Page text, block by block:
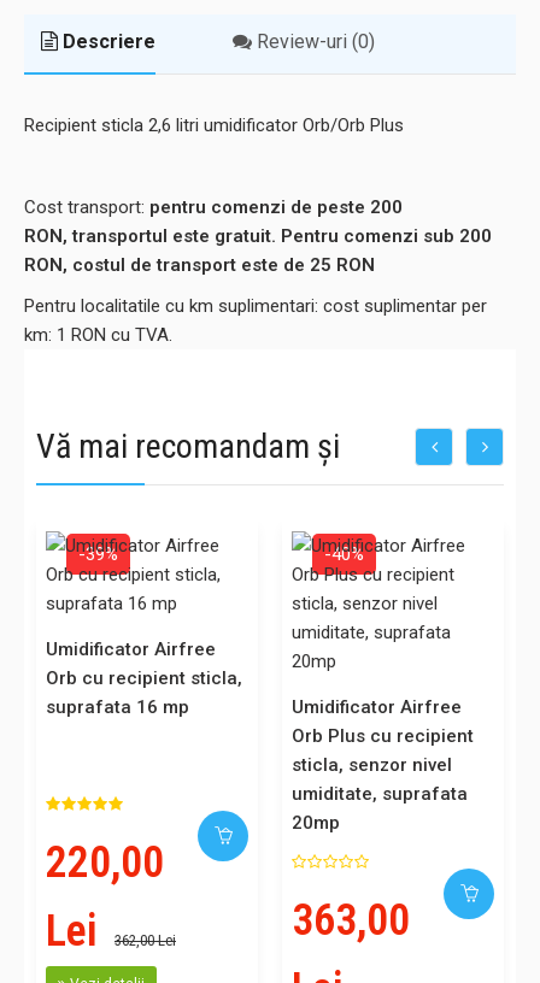
Descriere Review-uri (0)
Recipient sticla 2,6 litri umidificator Orb/Orb Plus
Cost transport: pentru comenzi de peste 200
RON, transportul este gratuit. Pentru comenzi sub 200
RON, costul de transport este de 25 RON
Pentru localitatile cu km suplimentari: cost suplimentar per
km: 1 RON cu TVA.
Vă mai recomandam și
-39%
Umidificator Airfree
Orb cu recipient sticla,
suprafata 16 mp
220,00
Lei
362,00 Lei
-40%
Umidificator Airfree
Orb Plus cu recipient
sticla, senzor nivel
umiditate, suprafata
20mp
363,00